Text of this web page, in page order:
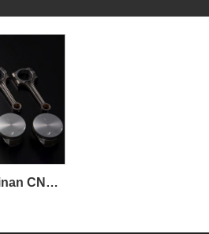
Perkhidmatan Pemesinan CNC Ketepatan ISO 9001